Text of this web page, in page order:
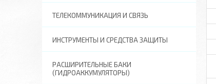
ТЕЛЕКОММУНИКАЦИЯ И СВЯЗЬ
ИНСТРУМЕНТЫ И СРЕДСТВА ЗАЩИТЫ
РАСШИРИТЕЛЬНЫЕ БАКИ
(ГИДРОАККУМУЛЯТОРЫ)